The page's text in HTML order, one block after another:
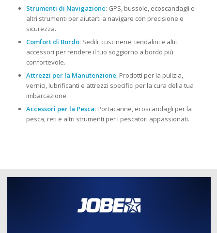
Strumenti di Navigazione: GPS, bussole, ecoscandagli e
altri strumenti per aiutarti a navigare con precisione e
sicurezza.
Comfort di Bordo: Sedili, cuscinerie, tendalini e altri
accessori per rendere il tuo soggiorno a bordo più
confortevole.
Attrezzi per la Manutenzione: Prodotti per la pulizia,
vernici, lubrificanti e attrezzi specifici per la cura della tua
imbarcazione.
Accessori per la Pesca: Portacanne, ecoscandagli per la
pesca, reti e altri strumenti per i pescatori appassionati.